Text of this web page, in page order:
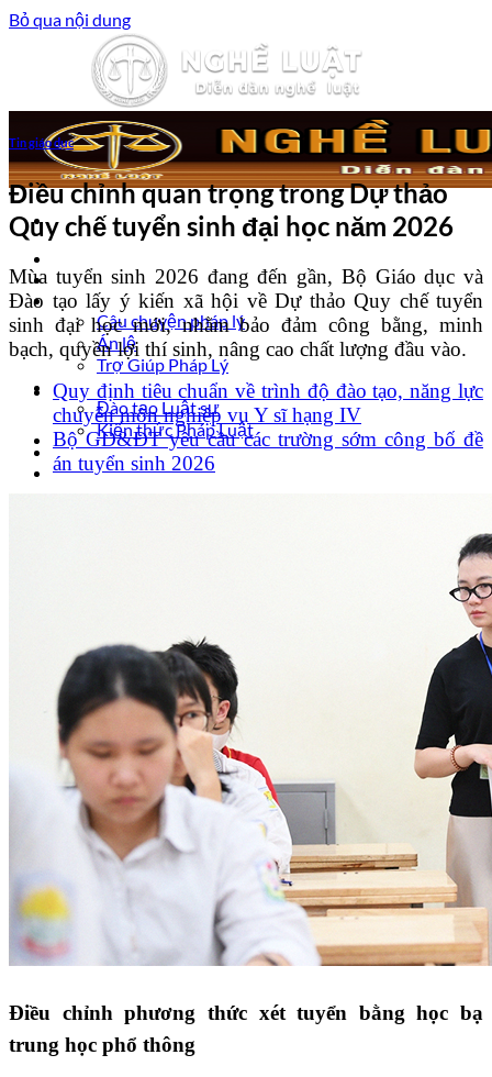
Bỏ qua nội dung
Luật sư tư vấn
Vấn đề pháp lý
Câu chuyện pháp lý
Án lệ
Trợ Giúp Pháp Lý
Nghề Luật
Đào tạo Luật sư
Kiến thức Pháp Luật
Kinh nghiệm – Kỹ năng
Tin tức pháp luật
Tin giáo dục
Điều chỉnh quan trọng trong Dự thảo
Quy chế tuyển sinh đại học năm 2026
Mùa tuyển sinh 2026 đang đến gần, Bộ Giáo dục và
Đào tạo lấy ý kiến xã hội về Dự thảo Quy chế tuyển
sinh đại học mới, nhằm bảo đảm công bằng, minh
bạch, quyền lợi thí sinh, nâng cao chất lượng đầu vào.
Quy định tiêu chuẩn về trình độ đào tạo, năng lực
chuyên môn nghiệp vụ Y sĩ hạng IV
Bộ GD&ĐT yêu cầu các trường sớm công bố đề
án tuyển sinh 2026
Điều chỉnh phương thức xét tuyển bằng học bạ
trung học phổ thông